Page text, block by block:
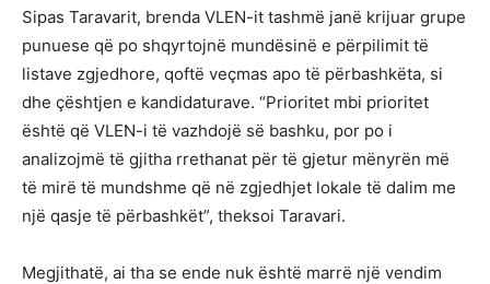
Sipas Taravarit, brenda VLEN-it tashmë janë krijuar grupe
punuese që po shqyrtojnë mundësinë e përpilimit të
listave zgjedhore, qoftë veçmas apo të përbashkëta, si
dhe çështjen e kandidaturave. “Prioritet mbi prioritet
është që VLEN-i të vazhdojë së bashku, por po i
analizojmë të gjitha rrethanat për të gjetur mënyrën më
të mirë të mundshme që në zgjedhjet lokale të dalim me
një qasje të përbashkët”, theksoi Taravari.
Megjithatë, ai tha se ende nuk është marrë një vendim